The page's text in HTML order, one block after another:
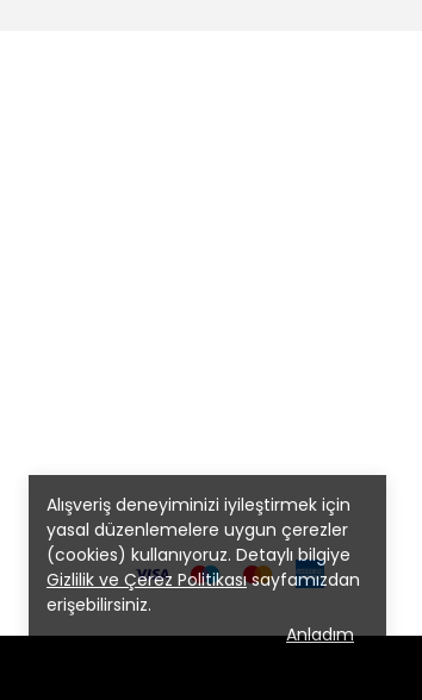
Alışveriş deneyiminizi iyileştirmek için
yasal düzenlemelere uygun çerezler
(cookies) kullanıyoruz. Detaylı bilgiye
Gizlilik ve Çerez Politikasısayfamızdan
erişebilirsiniz.
Anladım